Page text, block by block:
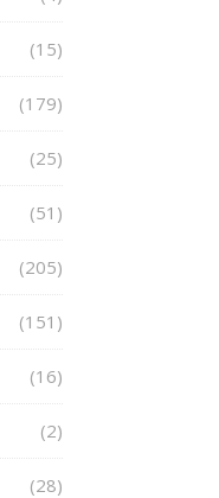
(15)
(179)
(25)
(51)
(205)
(151)
(16)
(2)
(28)